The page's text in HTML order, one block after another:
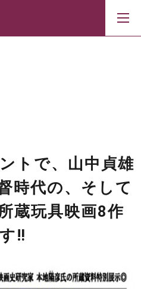
トで、山中貞雄
時代の、そして
蔵玩具映画8作
‼